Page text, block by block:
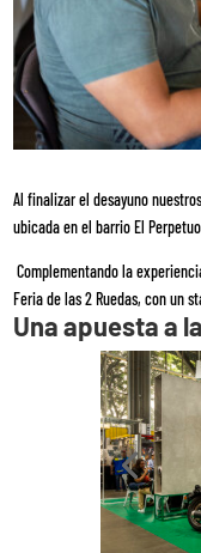
Al finalizar el desayuno
ubicada en el barrio El
Complementando la
Feria de las 2 Ruedas, con un
Una apuesta a